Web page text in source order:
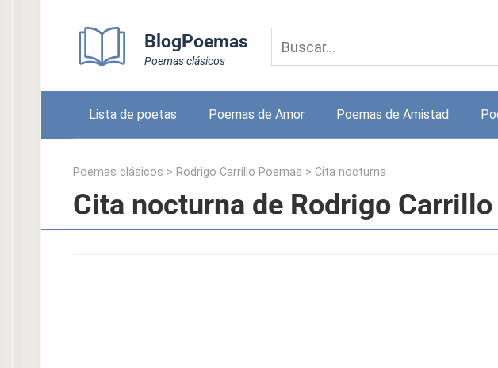
BlogPoemas
Poemas clásicos
Lista de poetas Poemas de Amor Poemas de Amistad
Poemas clásicos > Rodrigo Carrillo Poemas > Cita nocturna
Cita nocturna de Rodrigo Carrillo